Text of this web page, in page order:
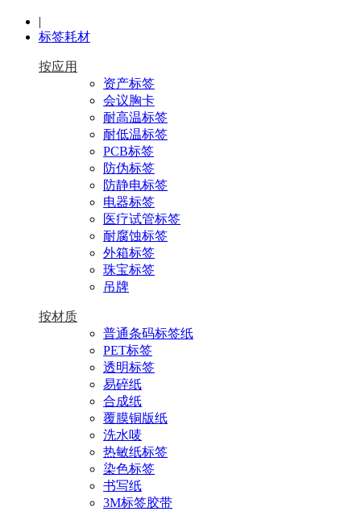
|
标签耗材
按应用
资产标签
会议胸卡
耐高温标签
耐低温标签
PCB标签
防伪标签
防静电标签
电器标签
医疗试管标签
耐腐蚀标签
外箱标签
珠宝标签
吊牌
按材质
普通条码标签纸
PET标签
透明标签
易碎纸
合成纸
覆膜铜版纸
洗水唛
热敏纸标签
染色标签
书写纸
3M标签胶带